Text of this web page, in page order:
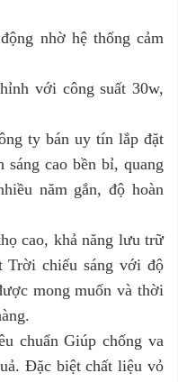
nhờ hệ thống cảm
với công suất 30w,
ty bán uy tín lắp đặt
cao bền bỉ, quang
năm gắn, độ hoàn
cao, khả năng lưu trữ
Trời chiếu sáng với độ
mong muốn và thời
chuẩn Giúp chống va
Đặc biệt chất liệu vỏ